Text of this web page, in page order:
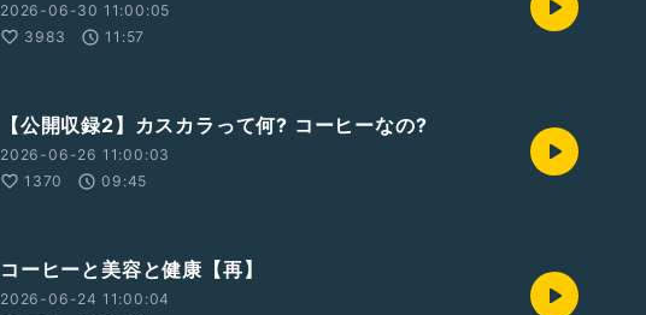
2026-06-30 11:00:05
3983
11:57
【公開収録2】カスカラって何? コーヒーなの?
2026-06-26 11:00:03
1370
09:45
コーヒーと美容と健康【再】
2026-06-24 11:00:04